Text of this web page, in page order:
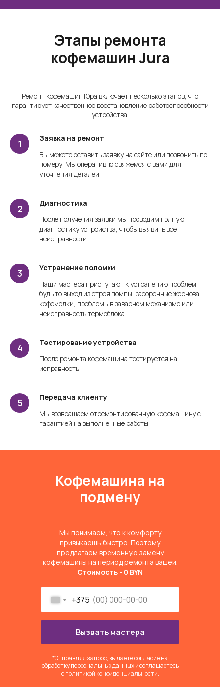
Этапы ремонта
кофемашин Jura
Ремонт кофемашин Юра включает несколько этапов, что
гарантирует качественное восстановление работоспособности
устройства:
Заявка на ремонт
Вы можете оставить заявку на сайте или позвонить по
номеру. Мы оперативно свяжемся с вами для
уточнения деталей.
Диагностика
После получения заявки мы проводим полную
диагностику устройства, чтобы выявить все
неисправности
Устранение поломки
Наши мастера приступают к устранению проблем,
будь то выход из строя помпы, засоренные жернова
кофемолки, проблемы в заварном механизме или
неисправность термоблока.
Тестирование устройства
После ремонта кофемашина тестируется на
исправность.
Передача клиенту
Мы возвращаем отремонтированную кофемашину с
гарантией на выполненные работы.
Мы понимаем, что к комфорту
привыкаешь быстро. Поэтому
предлагаем временную замену
кофемашины на период ремонта вашей.
Стоимость - 0 BYN
Кофемашина на
подмену
*Отправляя запрос, вы даете согласие на
обработку персональных данных и соглашаетесь
cполитикой конфиденциальности.
+375
Вызвать мастера